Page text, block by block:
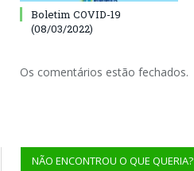
Boletim COVID-19
(08/03/2022)
Os comentários estão fechados.
NÃO ENCONTROU O QUE QUERIA?